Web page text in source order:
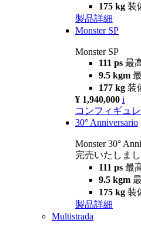
175 kg 装
製品詳細
Monster SP
Monster SP
111 ps 最
9.5 kgm
177 kg 装
¥ 1,940,000 i
コンフィギュ
30° Anniversario
Monster 30°
完売いたしま
111 ps 最
9.5 kgm
175 kg 装
製品詳細
Multistrada